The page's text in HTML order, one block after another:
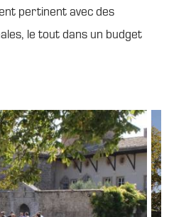
pertinent avec des
le tout dans un budget